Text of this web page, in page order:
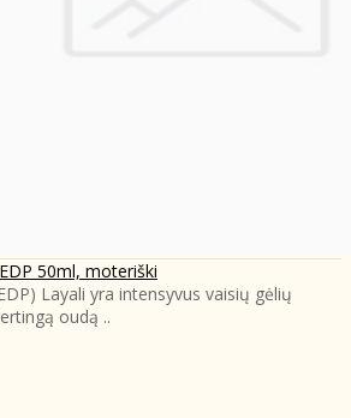
50ml, moteriški
Layali yra intensyvus vaisių gėlių
oudą ..